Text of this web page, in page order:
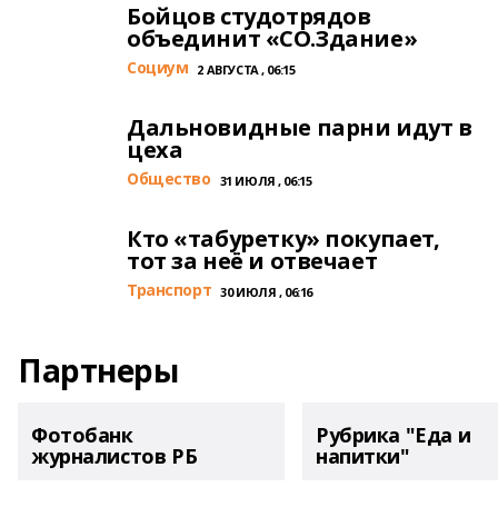
Бойцов студотрядов
объединит «СО.Здание»
Cоциум 2 АВГУСТА , 06:15
Дальновидные парни идут в
цеха
Общество 31 ИЮЛЯ , 06:15
Кто «табуретку» покупает,
тот за неё и отвечает
Транспорт 30 ИЮЛЯ , 06:16
Партнеры
Фотобанк
журналистов РБ
Рубрика "Еда и
напитки"